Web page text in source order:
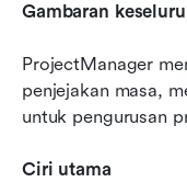
Gambaran
ProjectManager
penjejakan masa,
untuk pengurusan
Ciri utama